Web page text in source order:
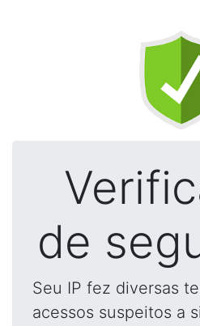
de
Seu IP fez diversas
acessos suspeitos a